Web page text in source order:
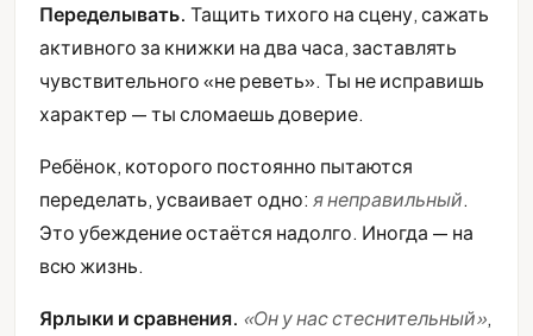
Переделывать. Тащить тихого на сцену, сажать
активного за книжки на два часа, заставлять
чувствительного «не реветь». Ты не исправишь
характер — ты сломаешь доверие.
Ребёнок, которого постоянно пытаются
переделать, усваивает одно: я неправильный.
Это убеждение остаётся надолго. Иногда — на
всю жизнь.
Ярлыки и сравнения. «Он у нас стеснительный»,